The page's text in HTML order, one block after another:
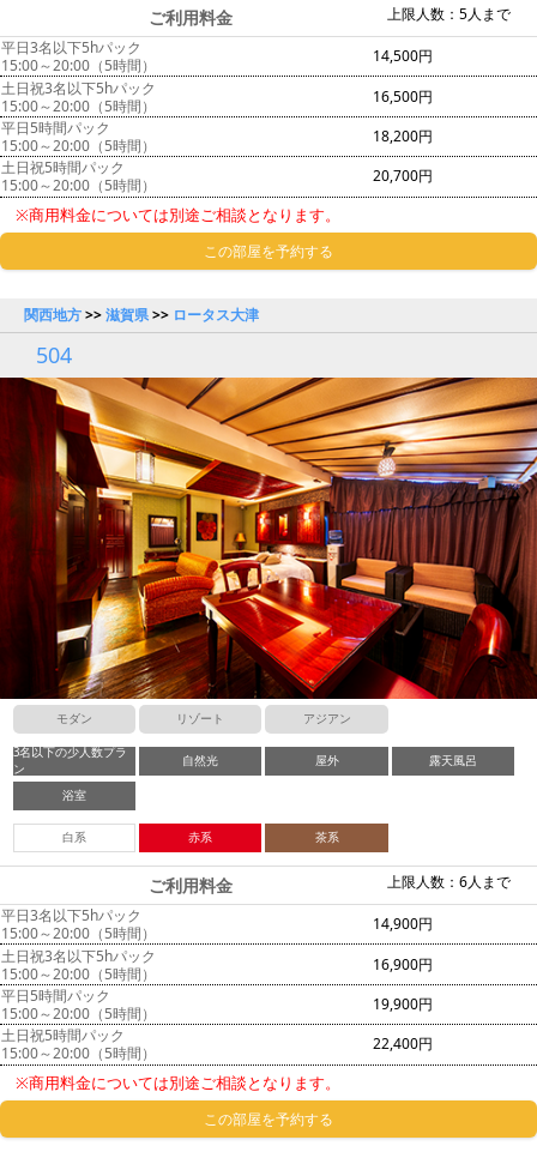
上限人数：5人まで
ご利用料金
平日3名以下5hパック
15:00～20:00（5時間）
14,500円
土日祝3名以下5hパック
15:00～20:00（5時間）
16,500円
平日5時間パック
15:00～20:00（5時間）
18,200円
土日祝5時間パック
15:00～20:00（5時間）
20,700円
※商用料金については別途ご相談となります。
この部屋を予約する
関西地方>>滋賀県>> ロータス大津
504
モダン リゾート アジアン
3名以下の少人数プラ
ン
自然光 屋外 露天風呂
浴室
白系 赤系 茶系
上限人数：6人まで
ご利用料金
平日3名以下5hパック
15:00～20:00（5時間）
14,900円
土日祝3名以下5hパック
15:00～20:00（5時間）
16,900円
平日5時間パック
15:00～20:00（5時間）
19,900円
土日祝5時間パック
15:00～20:00（5時間）
22,400円
※商用料金については別途ご相談となります。
この部屋を予約する